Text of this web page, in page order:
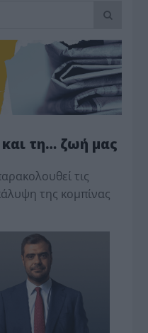
τη… ζωή μας
τις
της κο­μπίνας